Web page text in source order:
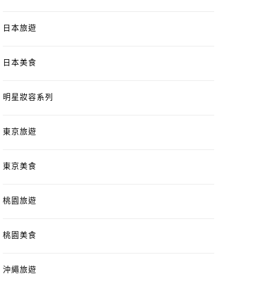
日本旅遊
日本美食
明星妝容系列
東京旅遊
東京美食
桃園旅遊
桃園美食
沖繩旅遊